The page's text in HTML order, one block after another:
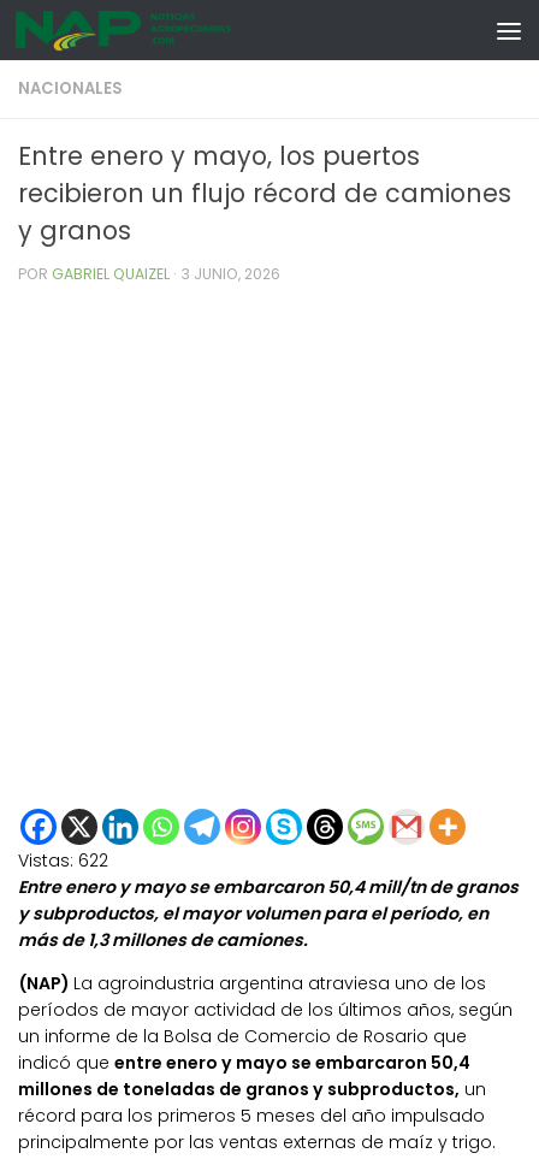
Skip to content
NACIONALES
Entre enero y mayo, los puertos
recibieron un flujo récord de camiones
y granos
POR GABRIEL QUAIZEL · 3 JUNIO, 2026
Vistas: 622
Entre enero y mayo se embarcaron 50,4 mill/tn de granos
y subproductos, el mayor volumen para el período, en
más de 1,3 millones de camiones.
(NAP) La agroindustria argentina atraviesa uno de los
períodos de mayor actividad de los últimos años, según
un informe de la Bolsa de Comercio de Rosario que
indicó que entre enero y mayo se embarcaron 50,4
millones de toneladas de granos y subproductos, un
récord para los primeros 5 meses del año impulsado
principalmente por las ventas externas de maíz y trigo.